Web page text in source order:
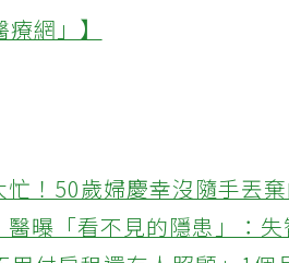
療網」】
！50歲婦慶幸沒隨手丟
曝「看不見的隱患」：